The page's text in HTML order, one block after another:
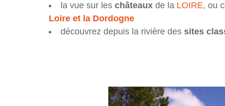
la vue sur les châteauxde la LOIRE, ou
Loire et la Dordogne
découvrez depuis la rivière des sites